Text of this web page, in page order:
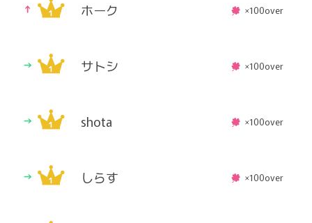
ホーク ×100over
サトシ ×100over
shota ×100over
しらす ×100over